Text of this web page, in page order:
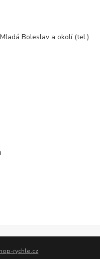
Boleslav a okolí (tel.)
rychle.cz